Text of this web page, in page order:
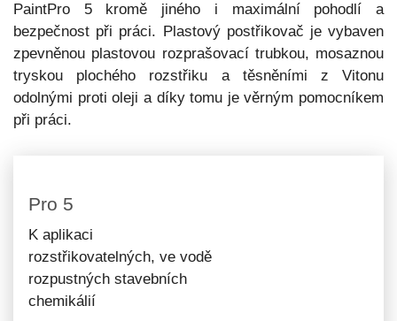
PaintPro 5 kromě jiného i maximální pohodlí a
bezpečnost při práci. Plastový postřikovač je vybaven
zpevněnou plastovou rozprašovací trubkou, mosaznou
tryskou plochého rozstřiku a těsněními z Vitonu
odolnými proti oleji a díky tomu je věrným pomocníkem
při práci.
Pro 5
K aplikaci
rozstřikovatelných, ve vodě
rozpustných stavebních
chemikálií